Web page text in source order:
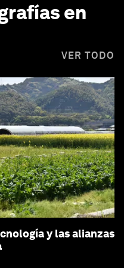
en
VER TODO
y las alianzas